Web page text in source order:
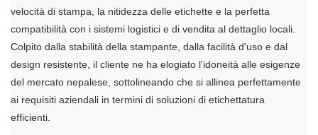
velocità di stampa, la nitidezza delle etichette e la perfetta
compatibilità con i sistemi logistici e di vendita al dettaglio locali.
Colpito dalla stabilità della stampante, dalla facilità d'uso e dal
design resistente, il cliente ne ha elogiato l'idoneità alle esigenze
del mercato nepalese, sottolineando che si allinea perfettamente
ai requisiti aziendali in termini di soluzioni di etichettatura
efficienti.